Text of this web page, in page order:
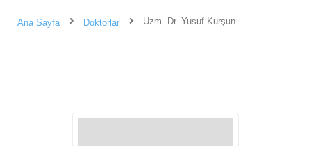
Ana Sayfa Doktorlar Uzm. Dr. Yusuf Kurşun